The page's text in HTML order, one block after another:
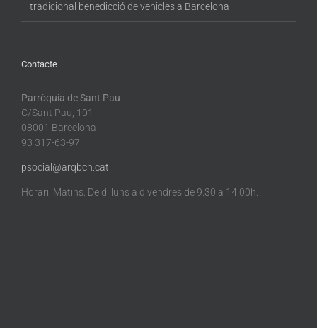
tradicional benedicció de vehicles a Barcelona
Contacte
Parròquia de Sant Pau
C/Sant Pau, 101
08001 Barcelona
93 317-63-97
psocial@arqbcn.cat
Horari: Matins: De dilluns a divendres de 9.30 a 14.00h.